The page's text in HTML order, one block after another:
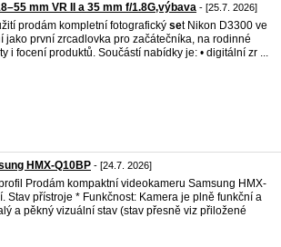
mm VR II a 35 mm f/1.8G,výbava - [25.7. 2026]
prodám kompletní fotografický set Nikon D3300 ve
jako první zrcadlovka pro začátečníka, na rodinné
i focení produktů. Součástí nabídky je: • digitální zr ...
HMX-Q10BP - [24.7. 2026]
Prodám kompaktní videokameru Samsung HMX-
Stav přístroje * Funkčnost: Kamera je plně funkční a
a pěkný vizuální stav (stav přesně viz přiložené